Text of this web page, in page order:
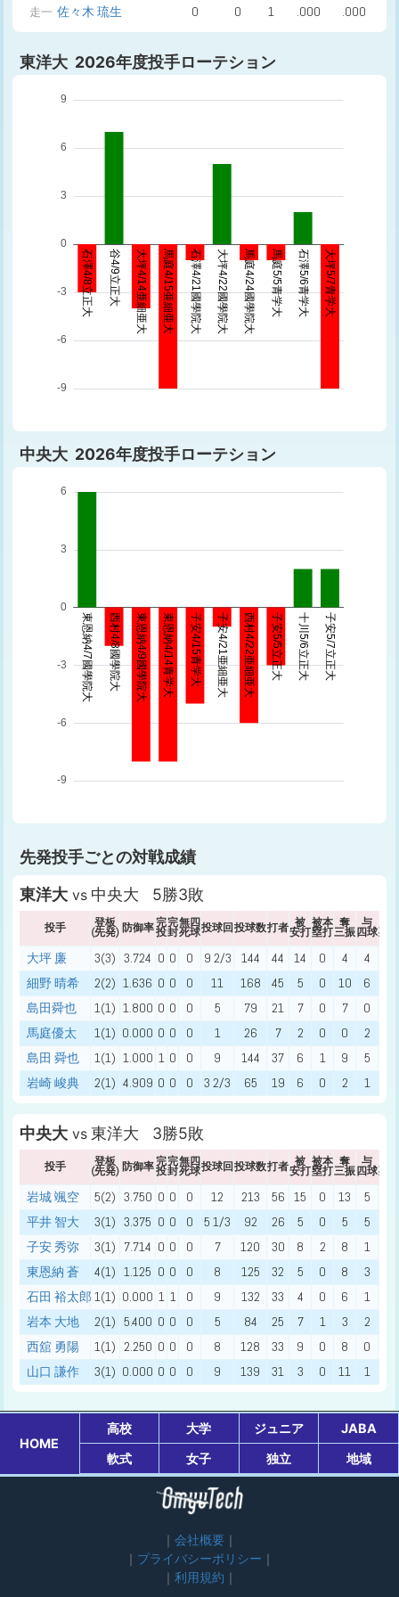
走一 佐々木 琉生 0 0 1 .000 .000
東洋大 2026年度投手ローテション
中央大 2026年度投手ローテション
先発投手ごとの対戦成績
東洋大 vs 中央大 5勝3敗
投手 登板
(先発) 防御率完
投
完
封
無四
死球投球回 投球数打者 被
安打
被本
塁打
奪
三振
与
四球死球
大坪 廉 3(3) 3.724 0 0 0 9 2/3 144 44 14 0 4 4
細野 晴希
2(2) 1.636 0 0 0 11 168 45 5 0 10 6
島田舜也
1(1) 1.800 0 0 0 5 79 21 7 0 7 0
馬庭優太
1(1) 0.000 0 0 0 1 26 7 2 0 0 2
島田 舜也
1(1) 1.000 1 0 0 9 144 37 6 1 9 5
岩崎 峻典
2(1) 4.909 0 0 0 3 2/3 65 19 6 0 2 1
中央大 vs 東洋大 3勝5敗
投手 登板
(先発) 防御率完
投
完
封
無四
死球投球回 投球数打者 被
安打
被本
塁打
奪
三振
与
四球死球
岩城 颯空 5(2) 3.750 0 0 0 12 213 56 15 0 13 5
平井 智大
3(1) 3.375 0 0 0 5 1/3 92 26 5 0 5 5
子安 秀弥
3(1) 7.714 0 0 0 7 120 30 8 2 8 1
東恩納 蒼
4(1) 1.125 0 0 0 8 125 32 5 0 8 3
石田 裕太郎 1(1) 0.000 1 1 0 9 132 33 4 0 6 1
岩本 大地
2(1) 5.400 0 0 0 5 84 25 7 1 3 2
西舘 勇陽
1(1) 2.250 0 0 0 8 128 33 9 0 8 0
山口 謙作
3(1) 0.000 0 0 0 9 139 31 3 0 11 1
HOME
高校 大学 ジュニア
JABA
軟式
女子 独立 地域
会社概要
プライバシーポリシー
利用規約